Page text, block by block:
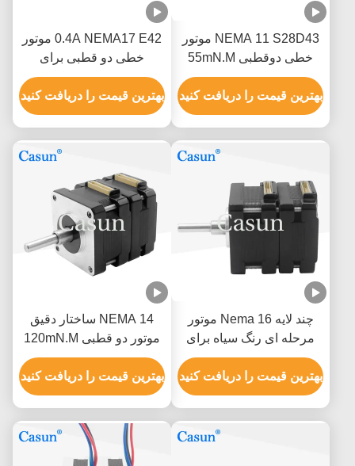
NEMA 11 S28D43 موتور
خطی دوقطبی 55mN.M
80mN.M برای صنعت
پزشکی
بهترین قیمت را دریافت کنید
0.4A NEMA17 E42 موتور
خطی دو قطبی برای
تجهیزات اتوماسیون
بهترین قیمت را دریافت کنید
چند لایه Nema 16 موتور
مرحله ای رنگ سیاه برای
دستگاه های پزشکی
گواهینامه های ISO ROHS
بهترین قیمت را دریافت کنید
NEMA 14 ساختار دقیق
موتور دو قطبی 120mN.M
بهترین قیمت را دریافت کنید